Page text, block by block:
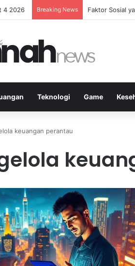
4 2026 Breaking News Peran
Teknologi Game
keuangan perantau